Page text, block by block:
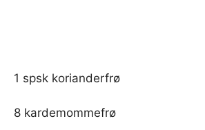
1 spsk korianderfrø
8 kardemommefrø